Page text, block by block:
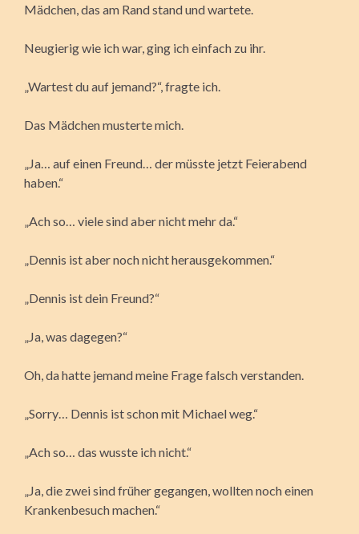
Mädchen, das am Rand stand und wartete.
Neugierig wie ich war, ging ich einfach zu ihr.
„Wartest du auf jemand?“, fragte ich.
Das Mädchen musterte mich.
„Ja… auf einen Freund… der müsste jetzt Feierabend
haben.“
„Ach so… viele sind aber nicht mehr da.“
„Dennis ist aber noch nicht herausgekommen.“
„Dennis ist dein Freund?“
„Ja, was dagegen?“
Oh, da hatte jemand meine Frage falsch verstanden.
„Sorry… Dennis ist schon mit Michael weg.“
„Ach so… das wusste ich nicht.“
„Ja, die zwei sind früher gegangen, wollten noch einen
Krankenbesuch machen.“